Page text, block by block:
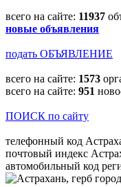
всего на сайте: 11937
новые объявления
подать ОБЪЯВЛЕНИЕ
всего на сайте: 1573
всего на сайте: 951
ПОИСК по сайту
телефонный код
почтовый индекс
автомобильный код